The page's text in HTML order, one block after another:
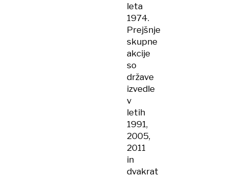
leta
1974.
Prejšnje
skupne
akcije
so
države
izvedle
v
letih
1991,
2005,
2011
in
dvakrat